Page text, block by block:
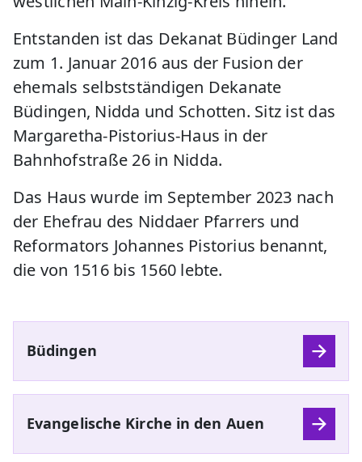
Entstanden ist das Dekanat Büdinger Land
zum 1. Januar 2016 aus der Fusion der
ehemals selbstständigen Dekanate
Büdingen, Nidda und Schotten. Sitz ist das
Margaretha-Pistorius-Haus in der
Bahnhofstraße 26 in Nidda.
Das Haus wurde im September 2023 nach
der Ehefrau des Niddaer Pfarrers und
Reformators Johannes Pistorius benannt,
die von 1516 bis 1560 lebte.
Büdingen
Evangelische Kirche in den Auen